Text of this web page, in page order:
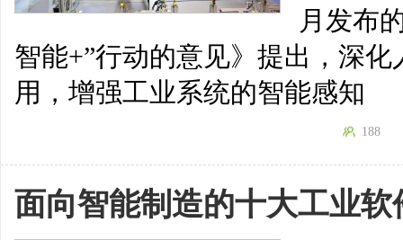
月发布
智能+”行动的意见》提出，深
用，增强工业系统的智能感知
188
面向智能制造的十大工业软